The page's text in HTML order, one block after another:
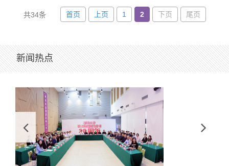
共34条 首页 上页 1 2 下页 尾页
新闻热点